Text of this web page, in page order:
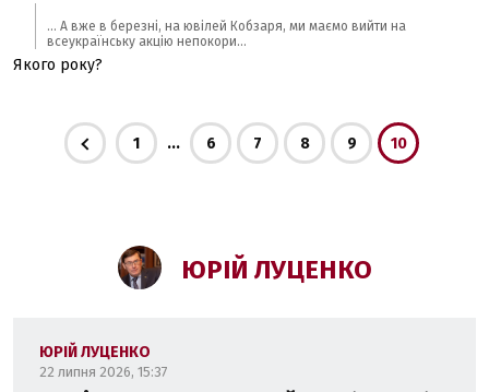
... А вже в березні, на ювілей Кобзаря, ми маємо вийти на
всеукраїнську акцію непокори...
Якого року?
1 ... 6 7 8 9 10
ЮРІЙ ЛУЦЕНКО
ЮРІЙ ЛУЦЕНКО
22 липня 2026, 15:37